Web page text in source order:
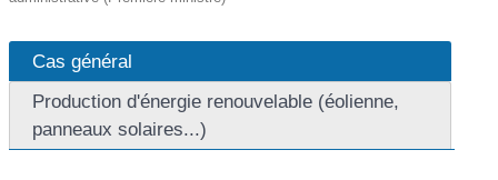
Cas général
Production d'énergie renouvelable (éolienne,
panneaux solaires...)